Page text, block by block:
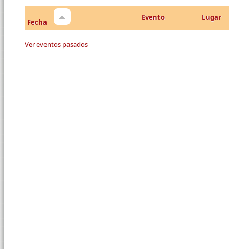
Fecha
Evento Lugar
Ver eventos pasados